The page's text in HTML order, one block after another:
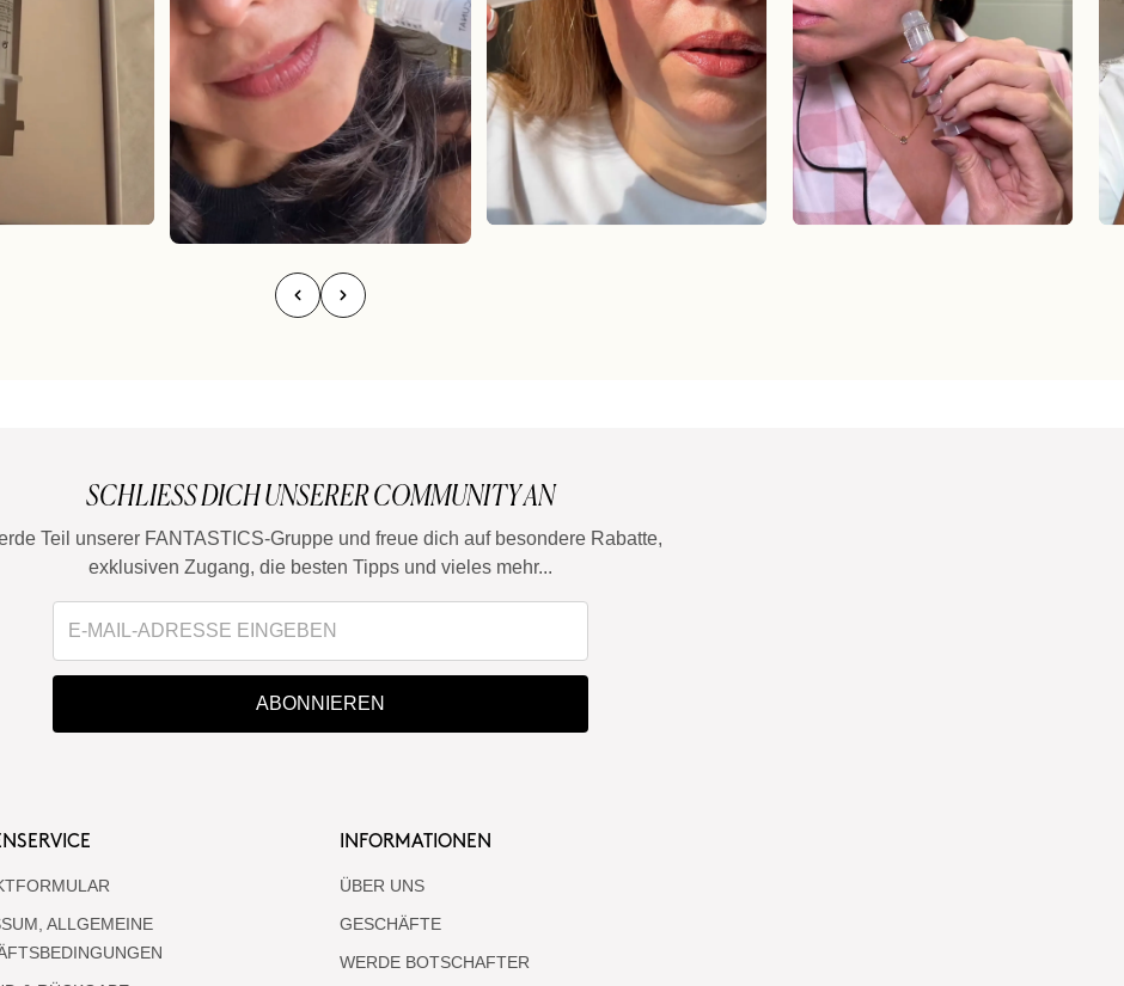
SCHLIESS DICH UNSERER COMMUNITY AN
Teil unserer FANTASTICS-Gruppe und freue dich auf besondere Rabatte,
exklusiven Zugang, die besten Tipps und vieles mehr...
ABONNIEREN
ALLGEMEINE
INFORMATIONEN
ÜBER UNS
GESCHÄFTE
WERDE BOTSCHAFTER